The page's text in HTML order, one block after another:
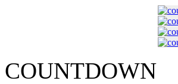
COUNTDOWN